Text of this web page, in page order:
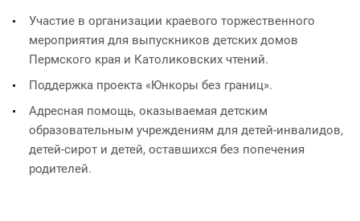
Участие в организации краевого торжественного
мероприятия для выпускников детских домов
Пермского края и Католиковских чтений.
Поддержка проекта «Юнкоры без границ».
Адресная помощь, оказываемая детским
образовательным учреждениям для детей-инвалидов,
детей-сирот и детей, оставшихся без попечения
родителей.